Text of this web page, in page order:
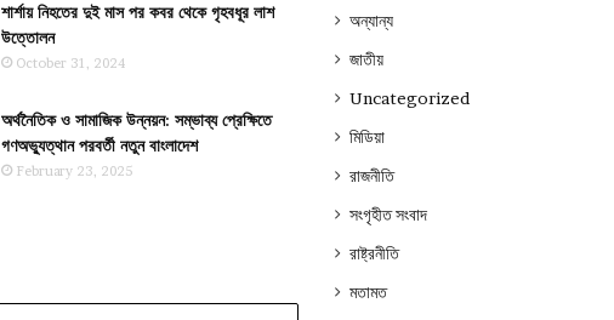
শার্শায় নিহতের দুই মাস পর কবর থেকে গৃহবধূর লাশ
উত্তোলন
October 31, 2024
অর্থনৈতিক ও সামাজিক উন্নয়ন: সম্ভাব্য প্রেক্ষিতে
গণঅভ্যুত্থান পরবর্তী নতুন বাংলাদেশ
February 23, 2025
অন্যান্য
জাতীয়
Uncategorized
মিডিয়া
রাজনীতি
সংগৃহীত সংবাদ
রাষ্ট্রনীতি
মতামত